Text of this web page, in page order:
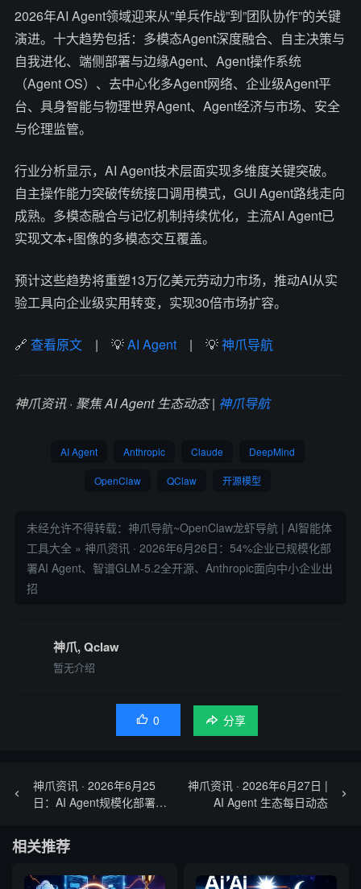
2026年AI Agent领域迎来从”单兵作战”到”团队协作”的关键
演进。十大趋势包括：多模态Agent深度融合、自主决策与
自我进化、端侧部署与边缘Agent、Agent操作系统
（Agent OS）、去中心化多Agent网络、企业级Agent平
台、具身智能与物理世界Agent、Agent经济与市场、安全
与伦理监管。
行业分析显示，AI Agent技术层面实现多维度关键突破。
自主操作能力突破传统接口调用模式，GUI Agent路线走向
成熟。多模态融合与记忆机制持续优化，主流AI Agent已
实现文本+图像的多模态交互覆盖。
预计这些趋势将重塑13万亿美元劳动力市场，推动AI从实
验工具向企业级实用转变，实现30倍市场扩容。
🔗 查看原文 | 💡AI Agent | 💡神爪导航
神爪资讯 · 聚焦 AI Agent 生态动态 | 神爪导航
AI Agent Anthropic Claude DeepMind
OpenClaw QClaw 开源模型
未经允许不得转载： 神爪导航~OpenClaw龙虾导航 | AI智能体
工具大全 » 神爪资讯 · 2026年6月26日：54%企业已规模化部
署AI Agent、智谱GLM-5.2全开源、Anthropic面向中小企业出
招
神爪, Qclaw
暂无介绍
 0 分享
神爪资讯 · 2026年6月25
日：AI Agent规模化部署拐
发布、Gemma 4开源
神爪资讯 · 2026年6月27日 |
AI Agent 生态每日动态
相关推荐